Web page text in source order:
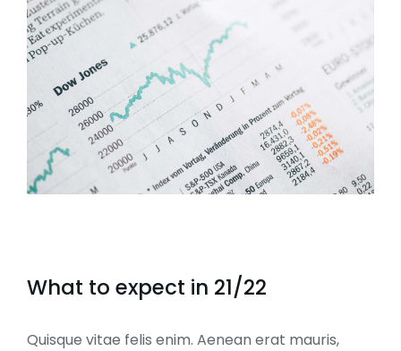
What to expect in 21/22
Quisque vitae felis enim. Aenean erat mauris,